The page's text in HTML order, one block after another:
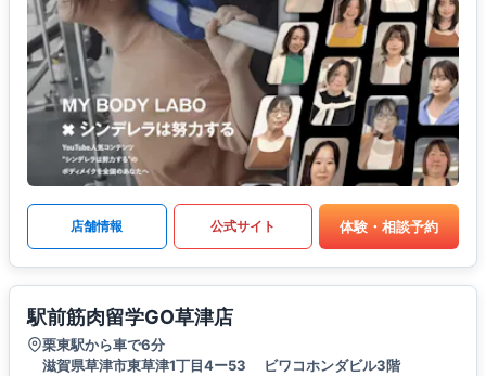
店舗情報 公式サイト 体験・相談予約
駅前筋肉留学GO草津店
栗東駅から車で6分
滋賀県草津市東草津1丁目4ー53 ビワコホンダビル3階